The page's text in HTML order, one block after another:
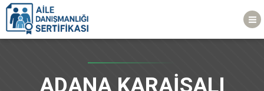
ADANA KARAİSALI